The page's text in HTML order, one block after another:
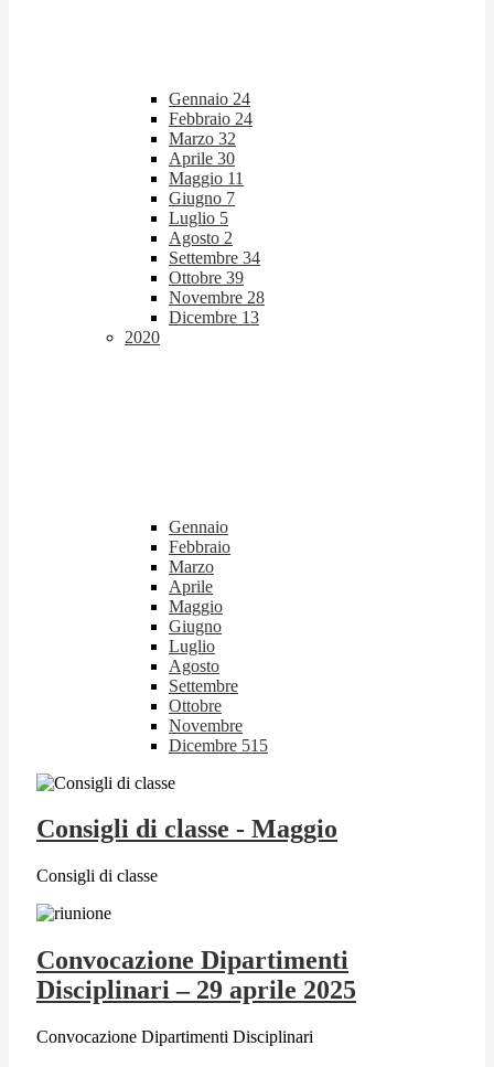
Gennaio 24
Febbraio 24
Marzo 32
Aprile 30
Maggio 11
Giugno 7
Luglio 5
Agosto 2
Settembre 34
Ottobre 39
Novembre 28
Dicembre 13
2020
Gennaio
Febbraio
Marzo
Aprile
Maggio
Giugno
Luglio
Agosto
Settembre
Ottobre
Novembre
Dicembre 515
Consigli di classe - Maggio
Consigli di classe
Convocazione Dipartimenti
Disciplinari – 29 aprile 2025
Convocazione Dipartimenti Disciplinari